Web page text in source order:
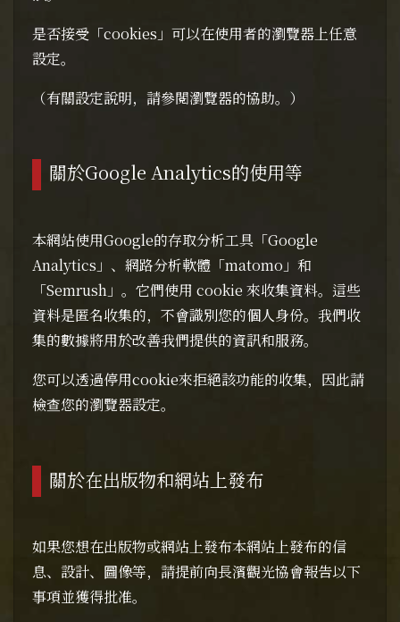
是否接受「cookies」可以在使用者的瀏覽器上任意
設定。
（有關設定說明，請參閱瀏覽器的協助。）
關於Google Analytics的使用等
本網站使用Google的存取分析工具「Google
Analytics」、網路分析軟體「matomo」和
「Semrush」。它們使用 cookie 來收集資料。這些
資料是匿名收集的，不會識別您的個人身份。我們收
集的數據將用於改善我們提供的資訊和服務。
您可以透過停用cookie來拒絕該功能的收集，因此請
檢查您的瀏覽器設定。
關於在出版物和網站上發布
如果您想在出版物或網站上發布本網站上發布的信
息、設計、圖像等，請提前向長濱觀光協會報告以下
事項並獲得批准。